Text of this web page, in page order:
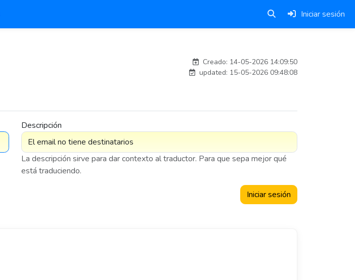
Iniciar sesión
Creado: 14-05-2026 14:09:50
updated: 15-05-2026 09:48:08
Descripción
La descripción sirve para dar contexto al traductor. Para que sepa mejor qué
está traduciendo.
Iniciar sesión